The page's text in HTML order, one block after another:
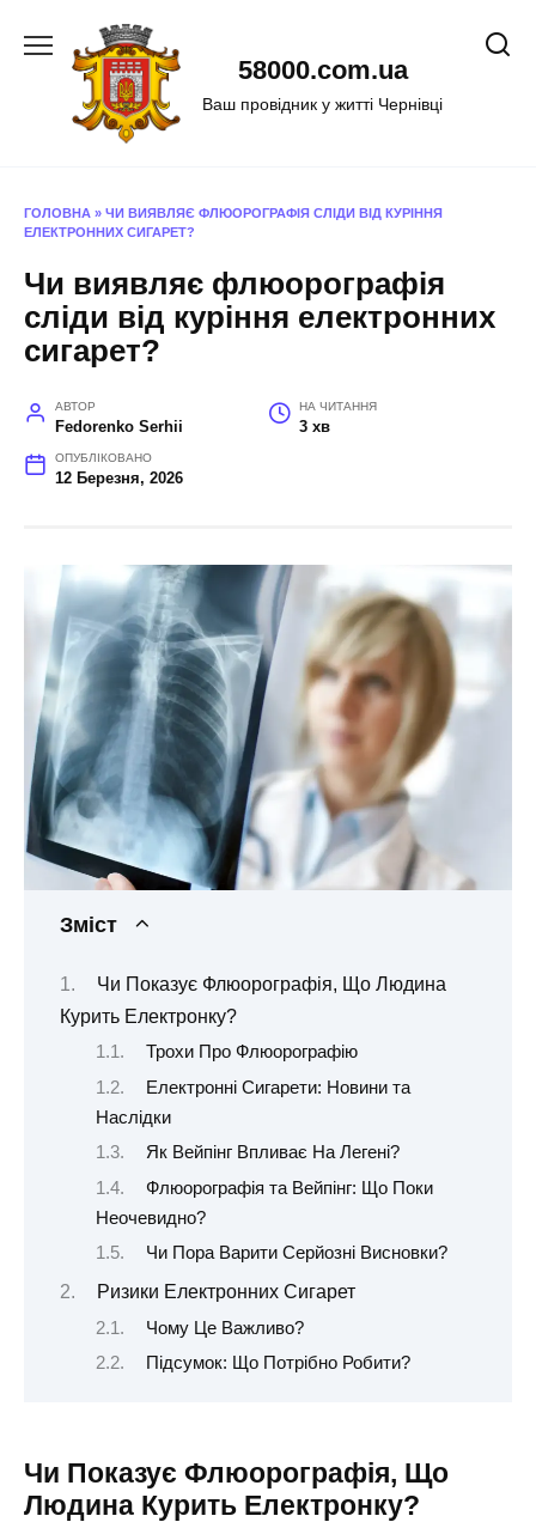
58000.com.ua
Ваш провідник у житті Чернівці
ГОЛОВНА » ЧИ ВИЯВЛЯЄ ФЛЮОРОГРАФІЯ СЛІДИ ВІД КУРІННЯ
ЕЛЕКТРОННИХ СИГАРЕТ?
Чи виявляє флюорографія
сліди від куріння електронних
сигарет?
АВТОР
Fedorenko Serhii
НА ЧИТАННЯ
3 хв
ОПУБЛІКОВАНО
12 Березня, 2026
Зміст
Чи Показує Флюорографія, Що Людина
Курить Електронку?
Трохи Про Флюорографію
Електронні Сигарети: Новини та
Наслідки
Як Вейпінг Впливає На Легені?
Флюорографія та Вейпінг: Що Поки
Неочевидно?
Чи Пора Варити Серйозні Висновки?
Ризики Електронних Сигарет
Чому Це Важливо?
Підсумок: Що Потрібно Робити?
Чи Показує Флюорографія, Що
Людина Курить Електронку?